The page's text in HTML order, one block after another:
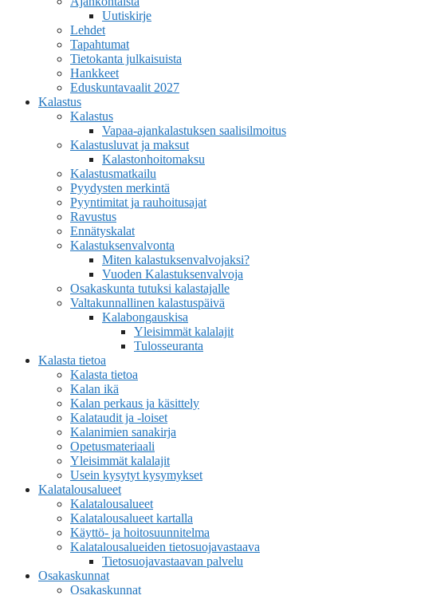
Uutiskirje
Lehdet
Tapahtumat
Tietokanta julkaisuista
Hankkeet
Eduskuntavaalit 2027
Kalastus
Kalastus
Vapaa-ajankalastuksen saalisilmoitus
Kalastusluvat ja maksut
Kalastonhoitomaksu
Kalastusmatkailu
Pyydysten merkintä
Pyyntimitat ja rauhoitusajat
Ravustus
Ennätyskalat
Kalastuksenvalvonta
Miten kalastuksenvalvojaksi?
Vuoden Kalastuksenvalvoja
Osakaskunta tutuksi kalastajalle
Valtakunnallinen kalastuspäivä
Kalabongauskisa
Yleisimmät kalalajit
Tulosseuranta
Kalasta tietoa
Kalasta tietoa
Kalan ikä
Kalan perkaus ja käsittely
Kalataudit ja -loiset
Kalanimien sanakirja
Opetusmateriaali
Yleisimmät kalalajit
Usein kysytyt kysymykset
Kalatalousalueet
Kalatalousalueet
Kalatalousalueet kartalla
Käyttö- ja hoitosuunnitelma
Kalatalousalueiden tietosuojavastaava
Tietosuojavastaavan palvelu
Osakaskunnat
Osakaskunnat